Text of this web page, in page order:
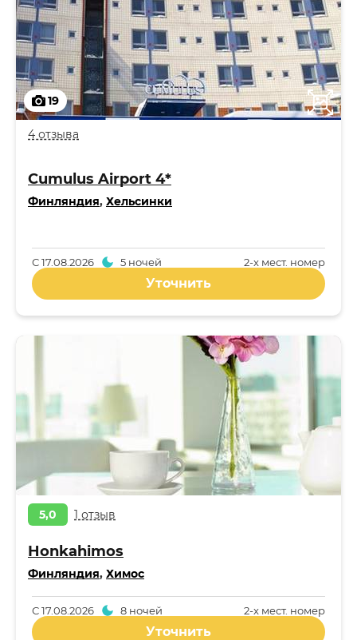
19
4 отзыва
Cumulus Airport 4*
Финляндия, Хельсинки
2-x мест. номер
С17.08.2026 5 ночей
Уточнить
5,0 1 отзыв
Honkahimos
Финляндия, Химос
2-x мест. номер
С17.08.2026 8 ночей
Уточнить